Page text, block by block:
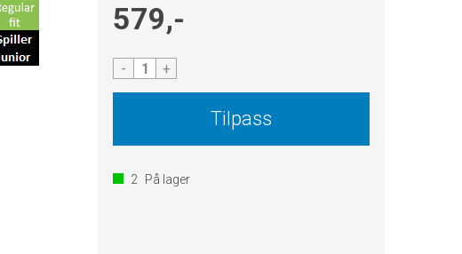
579,-
- +
Tilpass
2 På lager